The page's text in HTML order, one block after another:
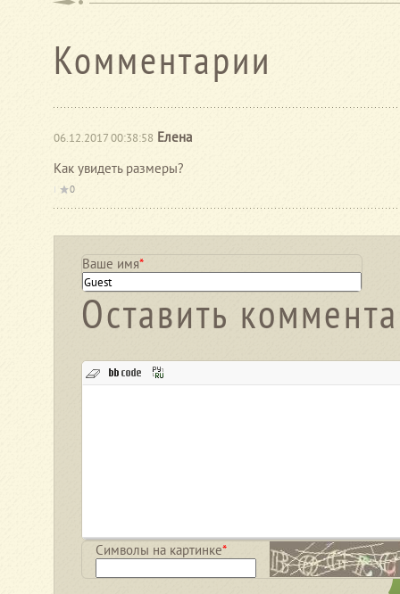
Комментарии
06.12.2017 00:38:58 Елена
Как увидеть размеры?
0
Ваше имя*
Оставить
Символы на картинке*